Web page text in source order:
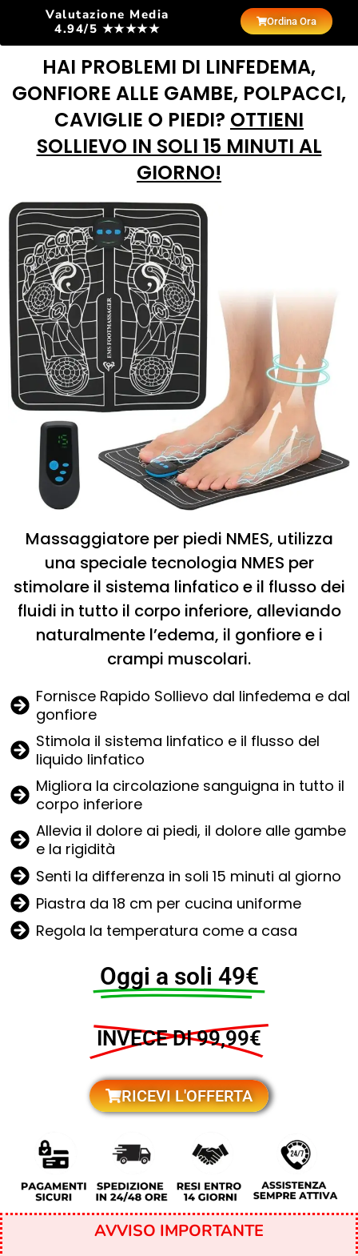
Valutazione Media
4.94/5 ★★★★★
Ordina Ora
HAI PROBLEMI DI LINFEDEMA,
GONFIORE ALLE GAMBE, POLPACCI,
CAVIGLIE O PIEDI? OTTIENI
SOLLIEVO IN SOLI 15 MINUTI AL
GIORNO!
Massaggiatore per piedi NMES, utilizza
una speciale tecnologia NMES per
stimolare il sistema linfatico e il flusso dei
fluidi in tutto il corpo inferiore, alleviando
naturalmente l’edema, il gonfiore e i
crampi muscolari.
Fornisce Rapido Sollievo dal linfedema e dal
gonfiore
Stimola il sistema linfatico e il flusso del
liquido linfatico
Migliora la circolazione sanguigna in tutto il
corpo inferiore
Allevia il dolore ai piedi, il dolore alle gambe
e la rigidità
Senti la differenza in soli 15 minuti al giorno
Piastra da 18 cm per cucina uniforme
Regola la temperatura come a casa
Oggi a soli 49€
INVECE DI 99,99€
RICEVI L'OFFERTA
AVVISO IMPORTANTE